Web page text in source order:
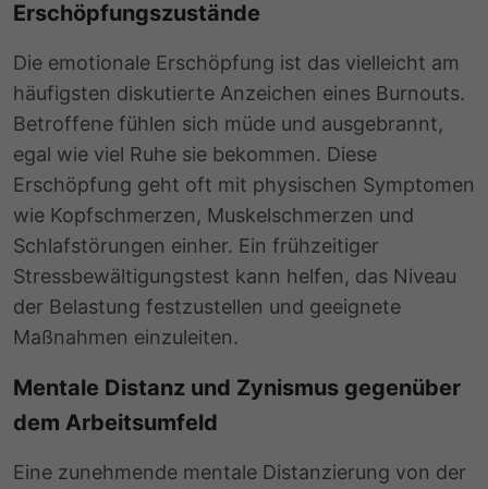
Erschöpfungszustände
Die emotionale Erschöpfung ist das vielleicht am
häufigsten diskutierte Anzeichen eines Burnouts.
Betroffene fühlen sich müde und ausgebrannt,
egal wie viel Ruhe sie bekommen. Diese
Erschöpfung geht oft mit physischen Symptomen
wie Kopfschmerzen, Muskelschmerzen und
Schlafstörungen einher. Ein frühzeitiger
Stressbewältigungstest kann helfen, das Niveau
der Belastung festzustellen und geeignete
Maßnahmen einzuleiten.
Mentale Distanz und Zynismus gegenüber
dem Arbeitsumfeld
Eine zunehmende mentale Distanzierung von der